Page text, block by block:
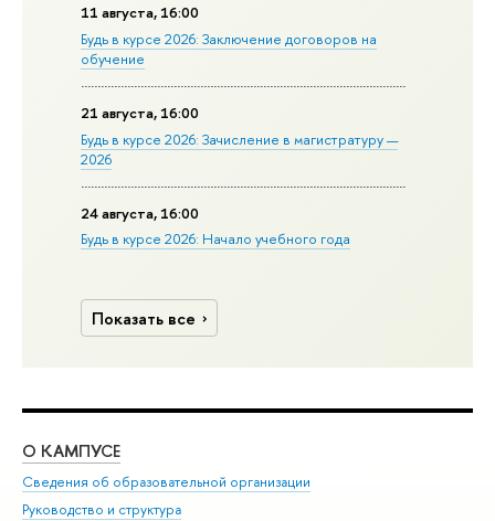
11 августа, 16:00
Будь в курсе 2026: Заключение договоров на
обучение
21 августа, 16:00
Будь в курсе 2026: Зачисление в магистратуру —
2026
24 августа, 16:00
Будь в курсе 2026: Начало учебного года
Показать все
О КАМПУСЕ
Сведения об образовательной организации
Руководство и структура